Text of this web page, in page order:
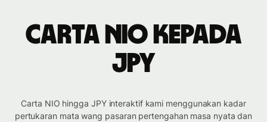
Carta NIO kepada
JPY
Carta NIO hingga JPY interaktif kami menggunakan kadar
pertukaran mata wang pasaran pertengahan masa nyata dan